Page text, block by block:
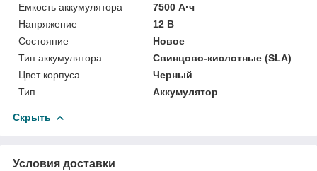
Емкость аккумулятора
7500 А·ч
Напряжение
12 В
Состояние
Новое
Тип аккумулятора
Свинцово-кислотные (SLA)
Цвет корпуса
Черный
Тип
Аккумулятор
Скрыть
Условия доставки